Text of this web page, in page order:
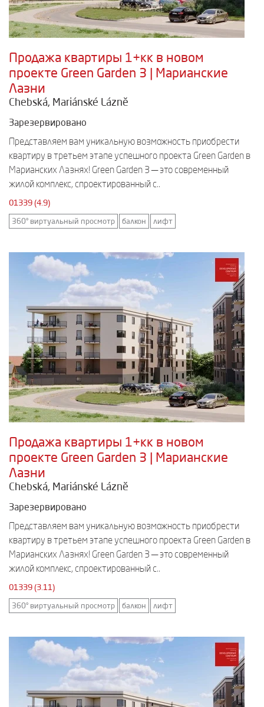
Продажа квартиры 1+кк в новом
проекте Green Garden 3 | Марианские
Лазни
Chebská, Mariánské Lázně
Зарезервировано
Представляем вам уникальную возможность приобрести
квартиру в третьем этапе успешного проекта Green Garden в
Марианских Лазнях! Green Garden 3 — это современный
жилой комплекс, спроектированный с..
01339 (4.9)
360° виртуальный просмотр балкон лифт
Продажа квартиры 1+кк в новом
проекте Green Garden 3 | Марианские
Лазни
Chebská, Mariánské Lázně
Зарезервировано
Представляем вам уникальную возможность приобрести
квартиру в третьем этапе успешного проекта Green Garden в
Марианских Лазнях! Green Garden 3 — это современный
жилой комплекс, спроектированный с..
01339 (3.11)
360° виртуальный просмотр балкон лифт